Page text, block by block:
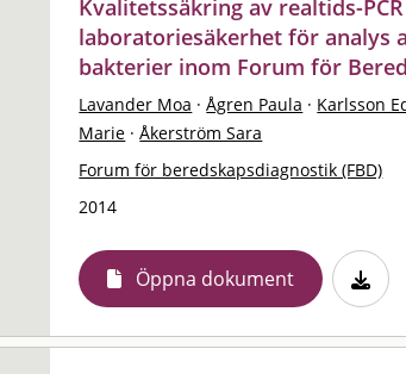
Kvalitetssäkring av realtids-
laboratoriesäkerhet för analys
bakterier inom Forum för
Lavander Moa · Ågren Paula · Karlsson
Marie · Åkerström Sara
Forum för beredskapsdiagnostik (FBD)
2014
Öppna dokument